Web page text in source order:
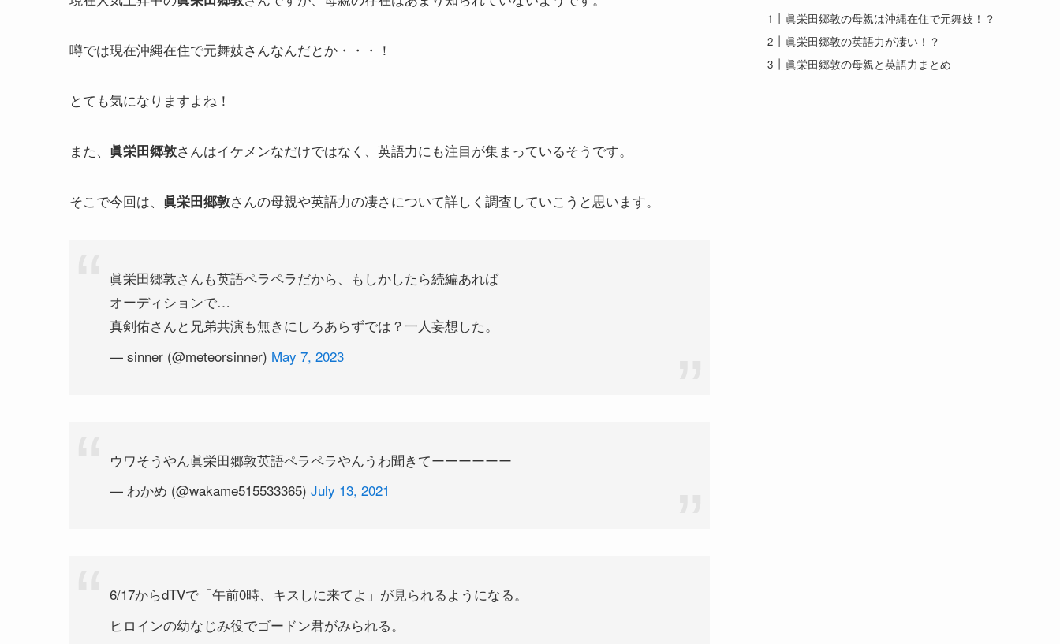
噂では現在沖縄在住で元舞妓さんなんだとか・・・！
とても気になりますよね！
また、 眞栄田郷敦さんはイケメンなだけではなく、英語力にも注目が集まっているそうです。
そこで今回は、 眞栄田郷敦さんの母親や英語力の凄さについて詳しく調査していこうと思います。
眞栄田郷敦さんも英語ペラペラだから、もしかしたら続編あれば
オーディションで…
真剣佑さんと兄弟共演も無きにしろあらずでは？一人妄想した。
— sinner (@meteorsinner) May 7, 2023
ウワそうやん眞栄田郷敦英語ペラペラやんうわ聞きてーーーーーー
— わかめ (@wakame515533365) July 13, 2021
6/17からdTVで「午前0時、キスしに来てよ」が見られるようになる。
ヒロインの幼なじみ役でゴードン君がみられる。
眞栄田郷敦の母親は沖縄在住で元舞妓！？
眞栄田郷敦の英語力が凄い！？
眞栄田郷敦の母親と英語力まとめ